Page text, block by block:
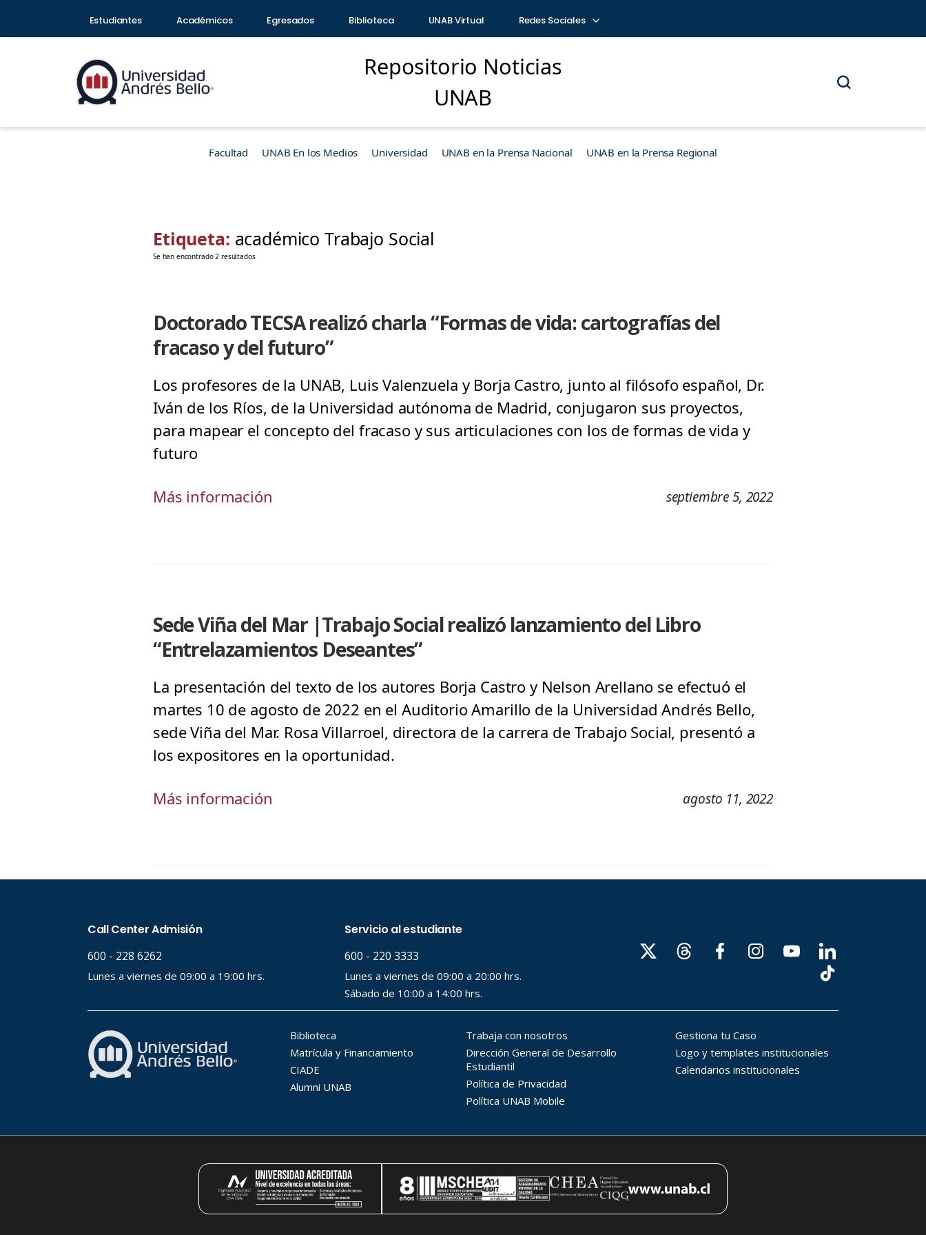
Estudiantes Académicos Egresados Biblioteca UNAB Virtual Redes Sociales
Repositorio Noticias
UNAB
Facultad UNAB En los Medios Universidad UNAB en la Prensa Nacional UNAB en la Prensa Regional
Etiqueta: académico Trabajo Social
Se han encontrado 2 resultados
Doctorado TECSA realizó charla “Formas de vida: cartografías del
fracaso y del futuro”
Los profesores de la UNAB, Luis Valenzuela y Borja Castro, junto al filósofo español, Dr.
Iván de los Ríos, de la Universidad autónoma de Madrid, conjugaron sus proyectos,
para mapear el concepto del fracaso y sus articulaciones con los de formas de vida y
futuro
Más información septiembre 5, 2022
Sede Viña del Mar |Trabajo Social realizó lanzamiento del Libro
“Entrelazamientos Deseantes”
La presentación del texto de los autores Borja Castro y Nelson Arellano se efectuó el
martes 10 de agosto de 2022 en el Auditorio Amarillo de la Universidad Andrés Bello,
sede Viña del Mar. Rosa Villarroel, directora de la carrera de Trabajo Social, presentó a
los expositores en la oportunidad.
Más información agosto 11, 2022